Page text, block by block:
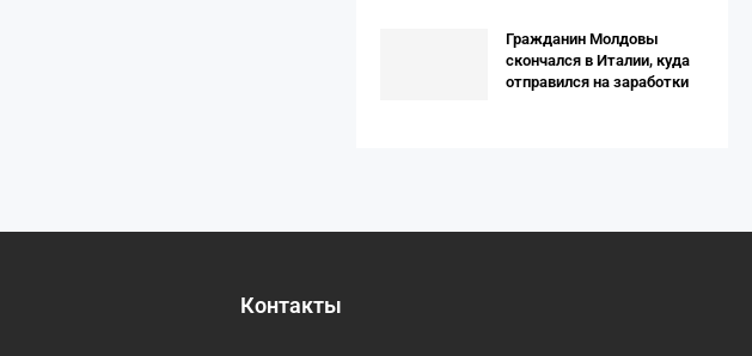
Гражданин Молдовы
скончался в Италии, куда
отправился на заработки
Контакты